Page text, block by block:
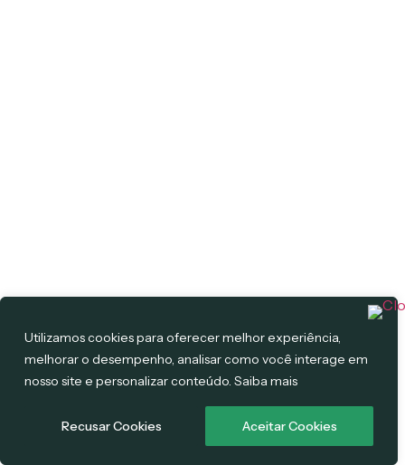
Utilizamos cookies para oferecer melhor experiência,
melhorar o desempenho, analisar como você interage em
nosso site e personalizar conteúdo. Saiba mais
Recusar Cookies Aceitar Cookies